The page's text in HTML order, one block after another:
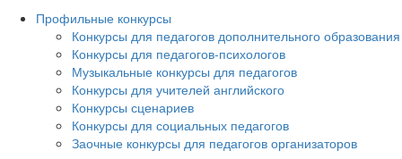
Профильные конкурсы
Конкурсы для педагогов дополнительного образования
Конкурсы для педагогов-психологов
Музыкальные конкурсы для педагогов
Конкурсы для учителей английского
Конкурсы сценариев
Конкурсы для социальных педагогов
Заочные конкурсы для педагогов организаторов